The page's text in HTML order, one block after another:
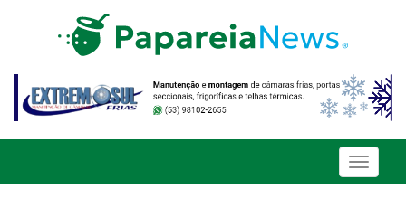
Toggle